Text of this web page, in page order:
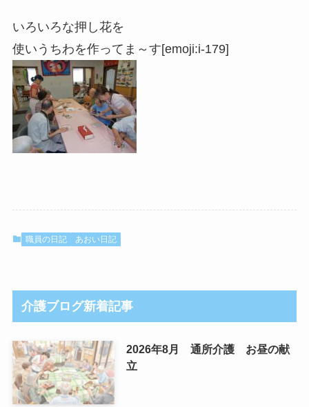
いろいろな押し花を
使いうちわを作ってま～す[emoji:i-179]
職員の日記 あおい日記
介護ブログ新着記事
2026年8月 通所介護 お昼の献
立